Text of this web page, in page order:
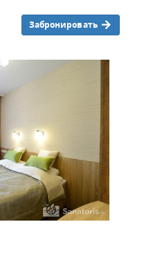
Забронировать